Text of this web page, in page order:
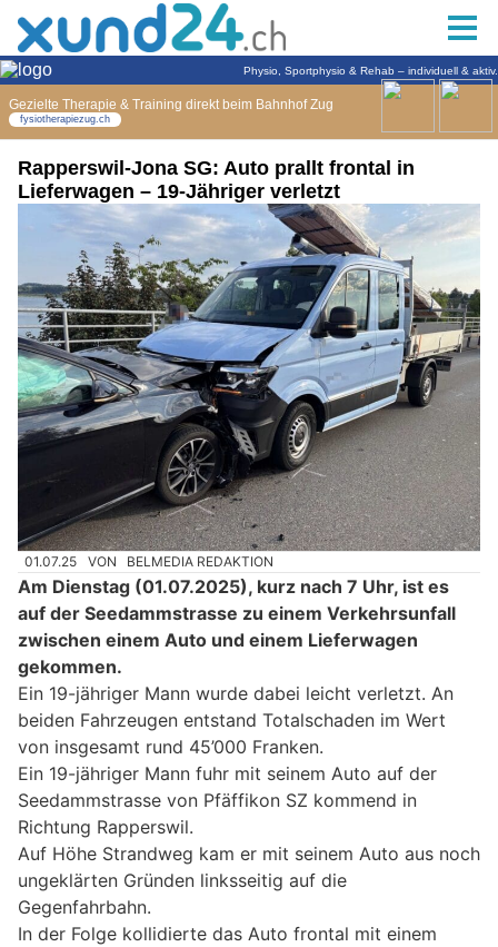
Rapperswil-Jona SG: Auto prallt frontal in
Lieferwagen – 19-Jähriger verletzt
01.07.25 VON BELMEDIA REDAKTION
Am Dienstag (01.07.2025), kurz nach 7 Uhr, ist es
auf der Seedammstrasse zu einem Verkehrsunfall
zwischen einem Auto und einem Lieferwagen
gekommen.
Ein 19-jähriger Mann wurde dabei leicht verletzt. An
beiden Fahrzeugen entstand Totalschaden im Wert
von insgesamt rund 45’000 Franken.
Ein 19-jähriger Mann fuhr mit seinem Auto auf der
Seedammstrasse von Pfäffikon SZ kommend in
Richtung Rapperswil.
Auf Höhe Strandweg kam er mit seinem Auto aus noch
ungeklärten Gründen linksseitig auf die
Gegenfahrbahn.
In der Folge kollidierte das Auto frontal mit einem